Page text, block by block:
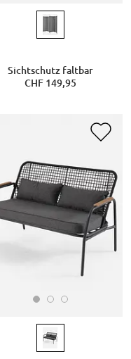
Sichtschutz faltbar
CHF 149,95